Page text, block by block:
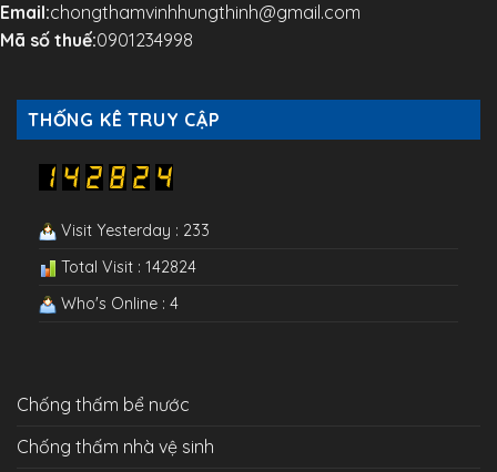
Email:chongthamvinhhungthinh@gmail.com
Mã số thuế:0901234998
THỐNG KÊ TRUY CẬP
Visit Yesterday : 233
Total Visit : 142824
Who's Online : 4
Chống thấm bể nước
Chống thấm nhà vệ sinh